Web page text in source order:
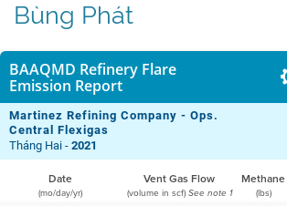
Bùng Phát
BAAQMD Refinery Flare
Emission Report
Martinez Refining Company - Ops.
Central Flexigas
Tháng Hai -2021
Date Vent Gas Flow Methane
(mo/day/yr) (volume in scf) See note 1 (lbs)